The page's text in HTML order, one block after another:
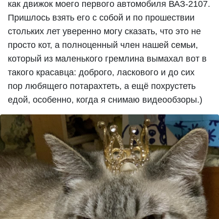
как движок моего первого автомобиля ВАЗ-2107.
Пришлось взять его с собой и по прошествии
стольких лет уверенно могу сказать, что это не
просто кот, а полноценный член нашей семьи,
который из маленького гремлина вымахал вот в
такого красавца: доброго, ласкового и до сих
пор любящего потарахтеть, а ещё похрустеть
едой, особенно, когда я снимаю видеообзоры.)